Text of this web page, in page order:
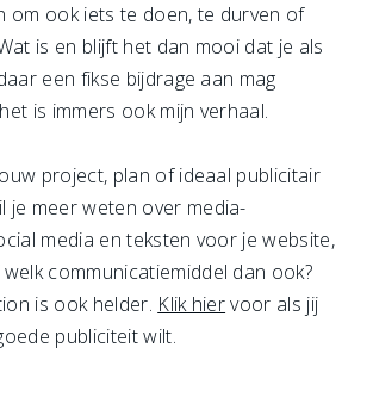
om ook iets te doen, te durven of
is en blijft het dan mooi dat je als
een fikse bijdrage aan mag
is immers ook mijn verhaal.
project, plan of ideaal publicitair
je meer weten over media-
media en teksten voor je website,
communicatiemiddel dan ook?
is ook helder. Klik hiervoor als jij
publiciteit wilt.